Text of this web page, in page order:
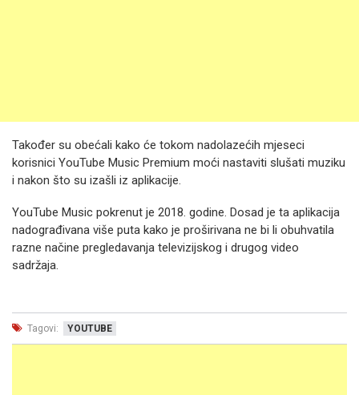
Također su obećali kako će tokom nadolazećih mjeseci
korisnici YouTube Music Premium moći nastaviti slušati muziku
i nakon što su izašli iz aplikacije.
YouTube Music pokrenut je 2018. godine. Dosad je ta aplikacija
nadograđivana više puta kako je proširivana ne bi li obuhvatila
razne načine pregledavanja televizijskog i drugog video
sadržaja.
Tagovi: YOUTUBE